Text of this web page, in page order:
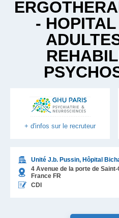
-
+ d'infos sur le recruteur
Unité J.b. Pussin, Hôpital
4 Avenue de la porte de Saint-
France FR
CDI